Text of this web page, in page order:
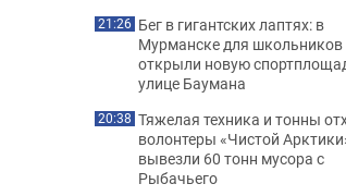
21:26 Бег в гигантских лаптях: в
Мурманске для школьников
открыли новую
улице Баумана
20:38 Тяжелая техника и тонны
волонтеры «Чистой
вывезли 60 тонн мусора с
Рыбачьего